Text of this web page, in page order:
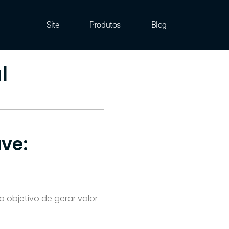
Site Produtos Blog
objetivo de gerar valor